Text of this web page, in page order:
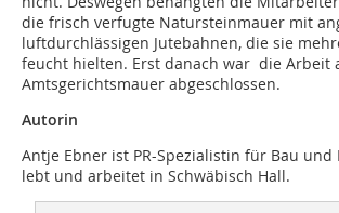
die frisch verfugte Natursteinmauer mit
luftdurchlässigen Jutebahnen, die sie
feucht hielten. Erst danach war die Arbeit
Amtsgerichtsmauer abgeschlossen.
Autorin
Antje Ebner ist PR-Spezialistin für Bau und
lebt und arbeitet in Schwäbisch Hall.